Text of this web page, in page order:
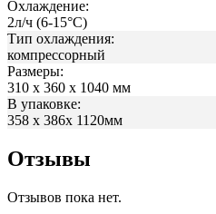
Охлаждение:
2л/ч (6-15°С)
Тип охлаждения:
компрессорный
Размеры:
310 х 360 х 1040 мм
В упаковке:
358 х 386х 1120мм
Отзывы
Отзывов пока нет.